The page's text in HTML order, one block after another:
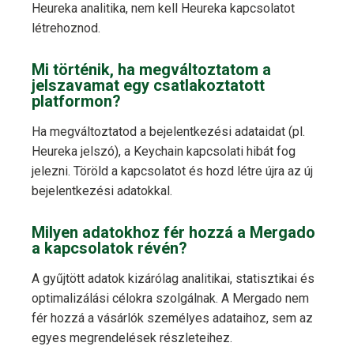
Heureka analitika, nem kell Heureka kapcsolatot
létrehoznod.
Mi történik, ha megváltoztatom a
jelszavamat egy csatlakoztatott
platformon?
Ha megváltoztatod a bejelentkezési adataidat (pl.
Heureka jelszó), a Keychain kapcsolati hibát fog
jelezni. Töröld a kapcsolatot és hozd létre újra az új
bejelentkezési adatokkal.
Milyen adatokhoz fér hozzá a Mergado
a kapcsolatok révén?
A gyűjtött adatok kizárólag analitikai, statisztikai és
optimalizálási célokra szolgálnak. A Mergado nem
fér hozzá a vásárlók személyes adataihoz, sem az
egyes megrendelések részleteihez.